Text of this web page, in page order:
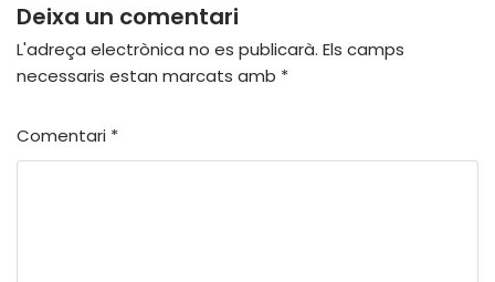
Deixa un comentari
L'adreça electrònica no es publicarà. Els camps
necessaris estan marcats amb *
Comentari *